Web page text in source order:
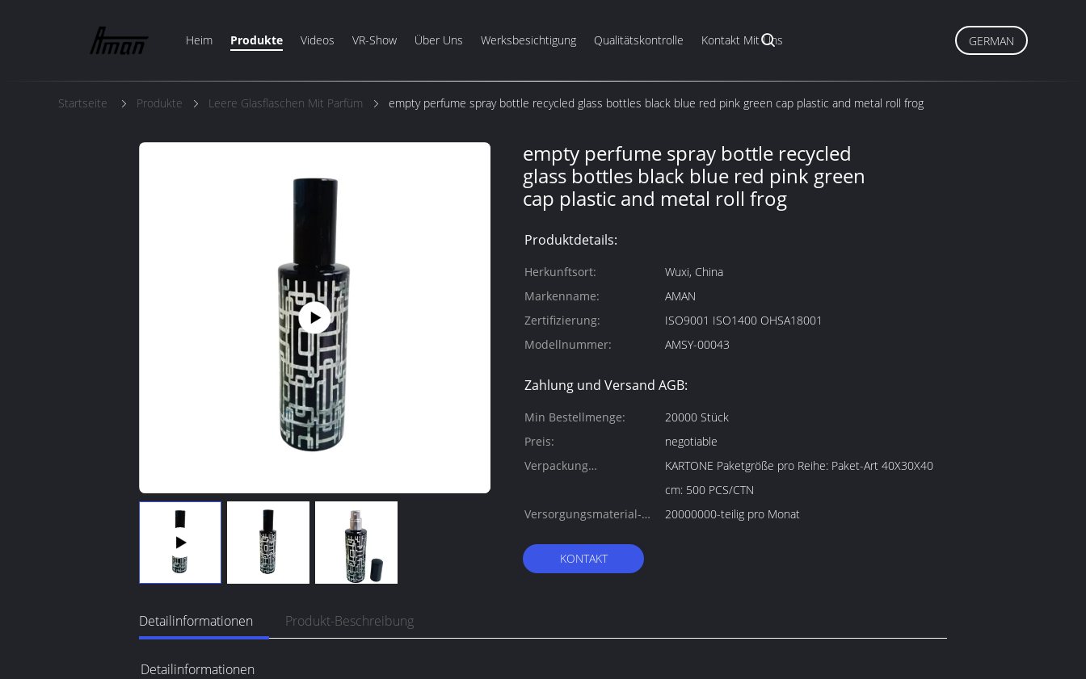
Heim Produkte Videos VR-Show Über Uns Werksbesichtigung Qualitätskontrolle Kontakt Mit Uns GERMAN
Startseite Produkte Leere Glasflaschen Mit Parfüm empty perfume spray bottle recycled glass bottles black blue red pink green cap plastic and metal roll frog
empty perfume spray bottle recycled
glass bottles black blue red pink green
cap plastic and metal roll frog
Produktdetails:
Herkunftsort:
Wuxi, China
Markenname:
AMAN
Zertifizierung:
ISO9001 ISO1400 OHSA18001
Modellnummer:
AMSY-00043
Zahlung und Versand AGB:
Min Bestellmenge:
20000 Stück
Preis:
negotiable
Verpackung
KARTONE Paketgröße pro Reihe: Paket-Art 40X30X40
cm: 500 PCS/CTN
Versorgungsmaterial-
20000000-teilig pro Monat
KONTAKT
Detailinformationen Produkt-Beschreibung
Detailinformationen